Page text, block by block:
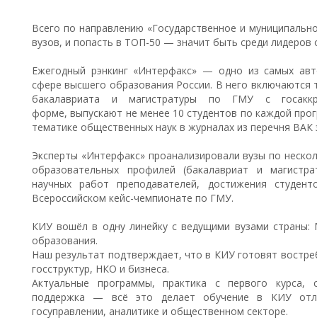
Всего по направлению «Государственное и
вузов, и попасть в ТОП-50 — значит быть среди лидеров
Ежегодный рэнкинг «Интерфакс» — одно из самых
сфере высшего образования России. В него
бакалавриата и магистратуры по ГМУ с
форме, выпускают не менее 10 студентов по каждой
тематике общественных наук в журналах из перечня ВАК
Эксперты «Интерфакс» проанализировали вузы по
образовательных профилей (бакалавриат и
научных работ преподавателей, достижения
Всероссийском кейс-чемпионате по ГМУ.
КИУ вошёл в одну линейку с ведущими вузами
образования.
Наш результат подтверждает, что в КИУ готовят
госструктур, НКО и бизнеса.
Актуальные программы, практика с первого курса,
поддержка — всё это делает обучение в КИУ
госуправлении, аналитике и общественном секторе.